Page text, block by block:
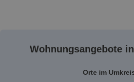
Wohnungsangebote
Orte im